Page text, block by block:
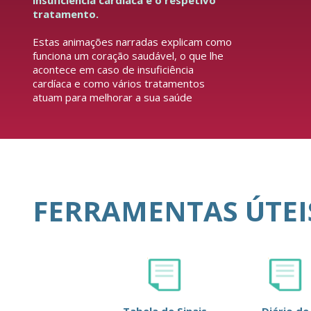
tratamento.
Estas animações narradas explicam como
funciona um coração saudável, o que lhe
acontece em caso de insuficiência
cardíaca e como vários tratamentos
atuam para melhorar a sua saúde
FERRAMENTAS